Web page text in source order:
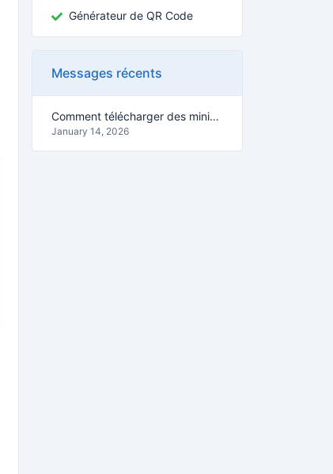
Générateur de QR Code
Messages récents
Comment télécharger des miniatures YouTube en HD (1080p & 4K) – Guide 2026
January 14, 2026